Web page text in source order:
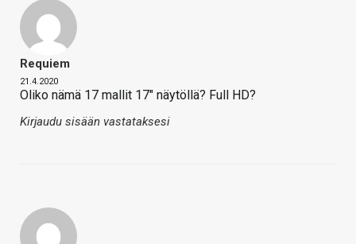
Requiem
21.4.2020
Oliko nämä 17 mallit 17" näytöllä? Full HD?
Kirjaudu sisään vastataksesi